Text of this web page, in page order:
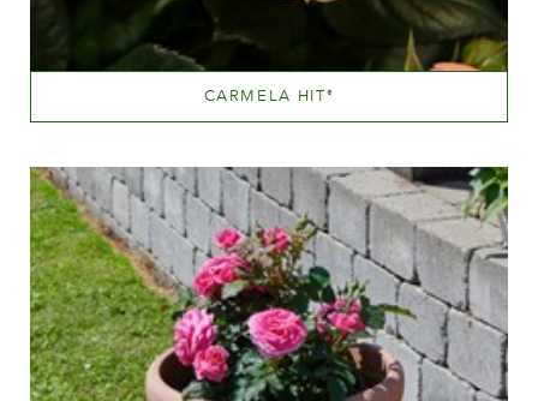
CARMELA HIT®
20 - 40 cm